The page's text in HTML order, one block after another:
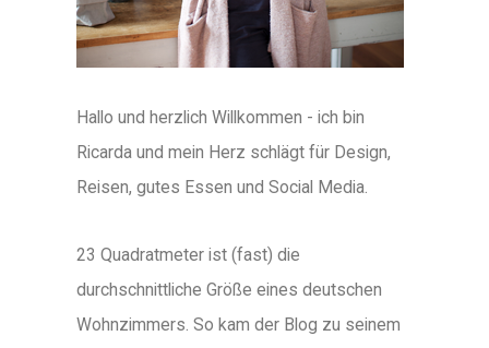
Hallo und herzlich Willkommen - ich bin
Ricarda und mein Herz schlägt für Design,
Reisen, gutes Essen und Social Media.
23 Quadratmeter ist (fast) die
durchschnittliche Größe eines deutschen
Wohnzimmers. So kam der Blog zu seinem